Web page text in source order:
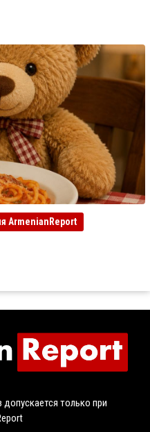
ArmenianReport
только при